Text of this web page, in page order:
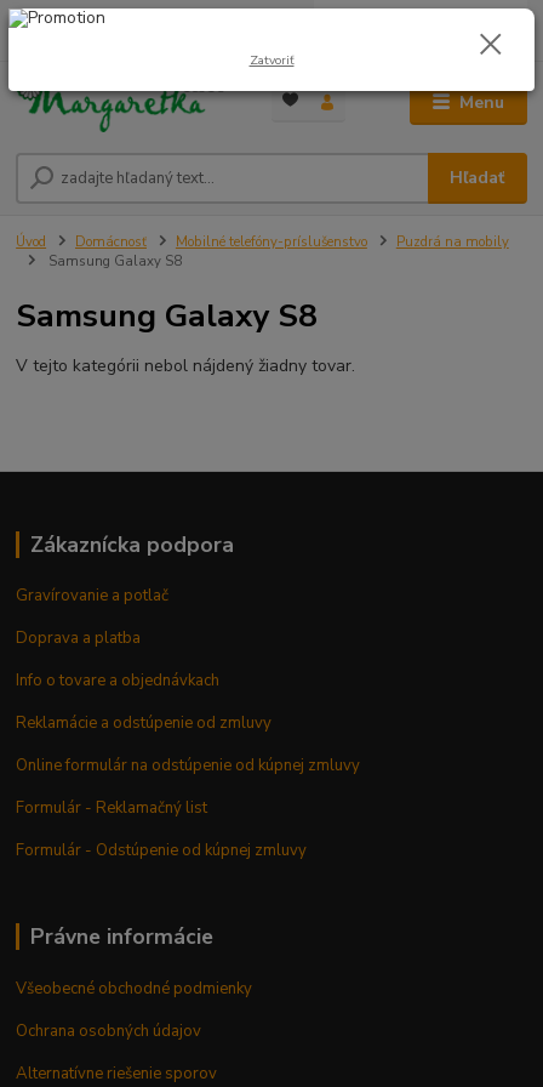
Menu
Hľadať
0948 236 042
0,00 €
Úvod Domácnosť Mobilné telefóny-príslušenstvo
Puzdrá na mobily
Samsung Galaxy S8
Samsung Galaxy S8
V tejto kategórii nebol nájdený žiadny tovar.
Zákaznícka podpora
Gravírovanie a potlač
Doprava a platba
Info o tovare a objednávkach
Reklamácie a odstúpenie od zmluvy
Online formulár na odstúpenie od kúpnej zmluvy
Formulár - Reklamačný list
Formulár - Odstúpenie od kúpnej zmluvy
Právne informácie
Všeobecné obchodné podmienky
Ochrana osobných údajov
Alternatívne riešenie sporov
Zatvoriť